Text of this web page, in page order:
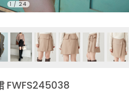
1 / 24
FWFS245038